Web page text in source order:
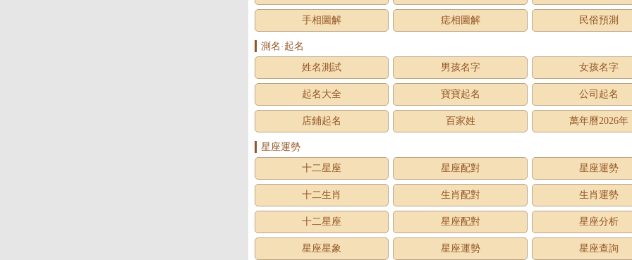
手相圖解 痣相圖解 民俗預測
測名·起名
姓名測試
男孩名字 女孩名字
起名大全 寶寶起名 公司起名
店鋪起名 百家姓 萬年曆2026年
星座運勢
十二星座
星座配對 星座運勢
十二生肖 生肖配對 生肖運勢
十二星座 星座配對 星座分析
星座星象 星座運勢 星座查詢